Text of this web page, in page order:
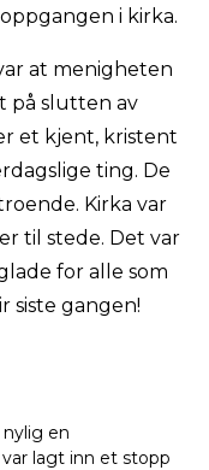
i kirka.
at menigheten
på slutten av
et kjent, kristent
ting. De
Kirka var
til stede. Det var
for alle som
siste gangen!
nylig en
lagt inn et stopp